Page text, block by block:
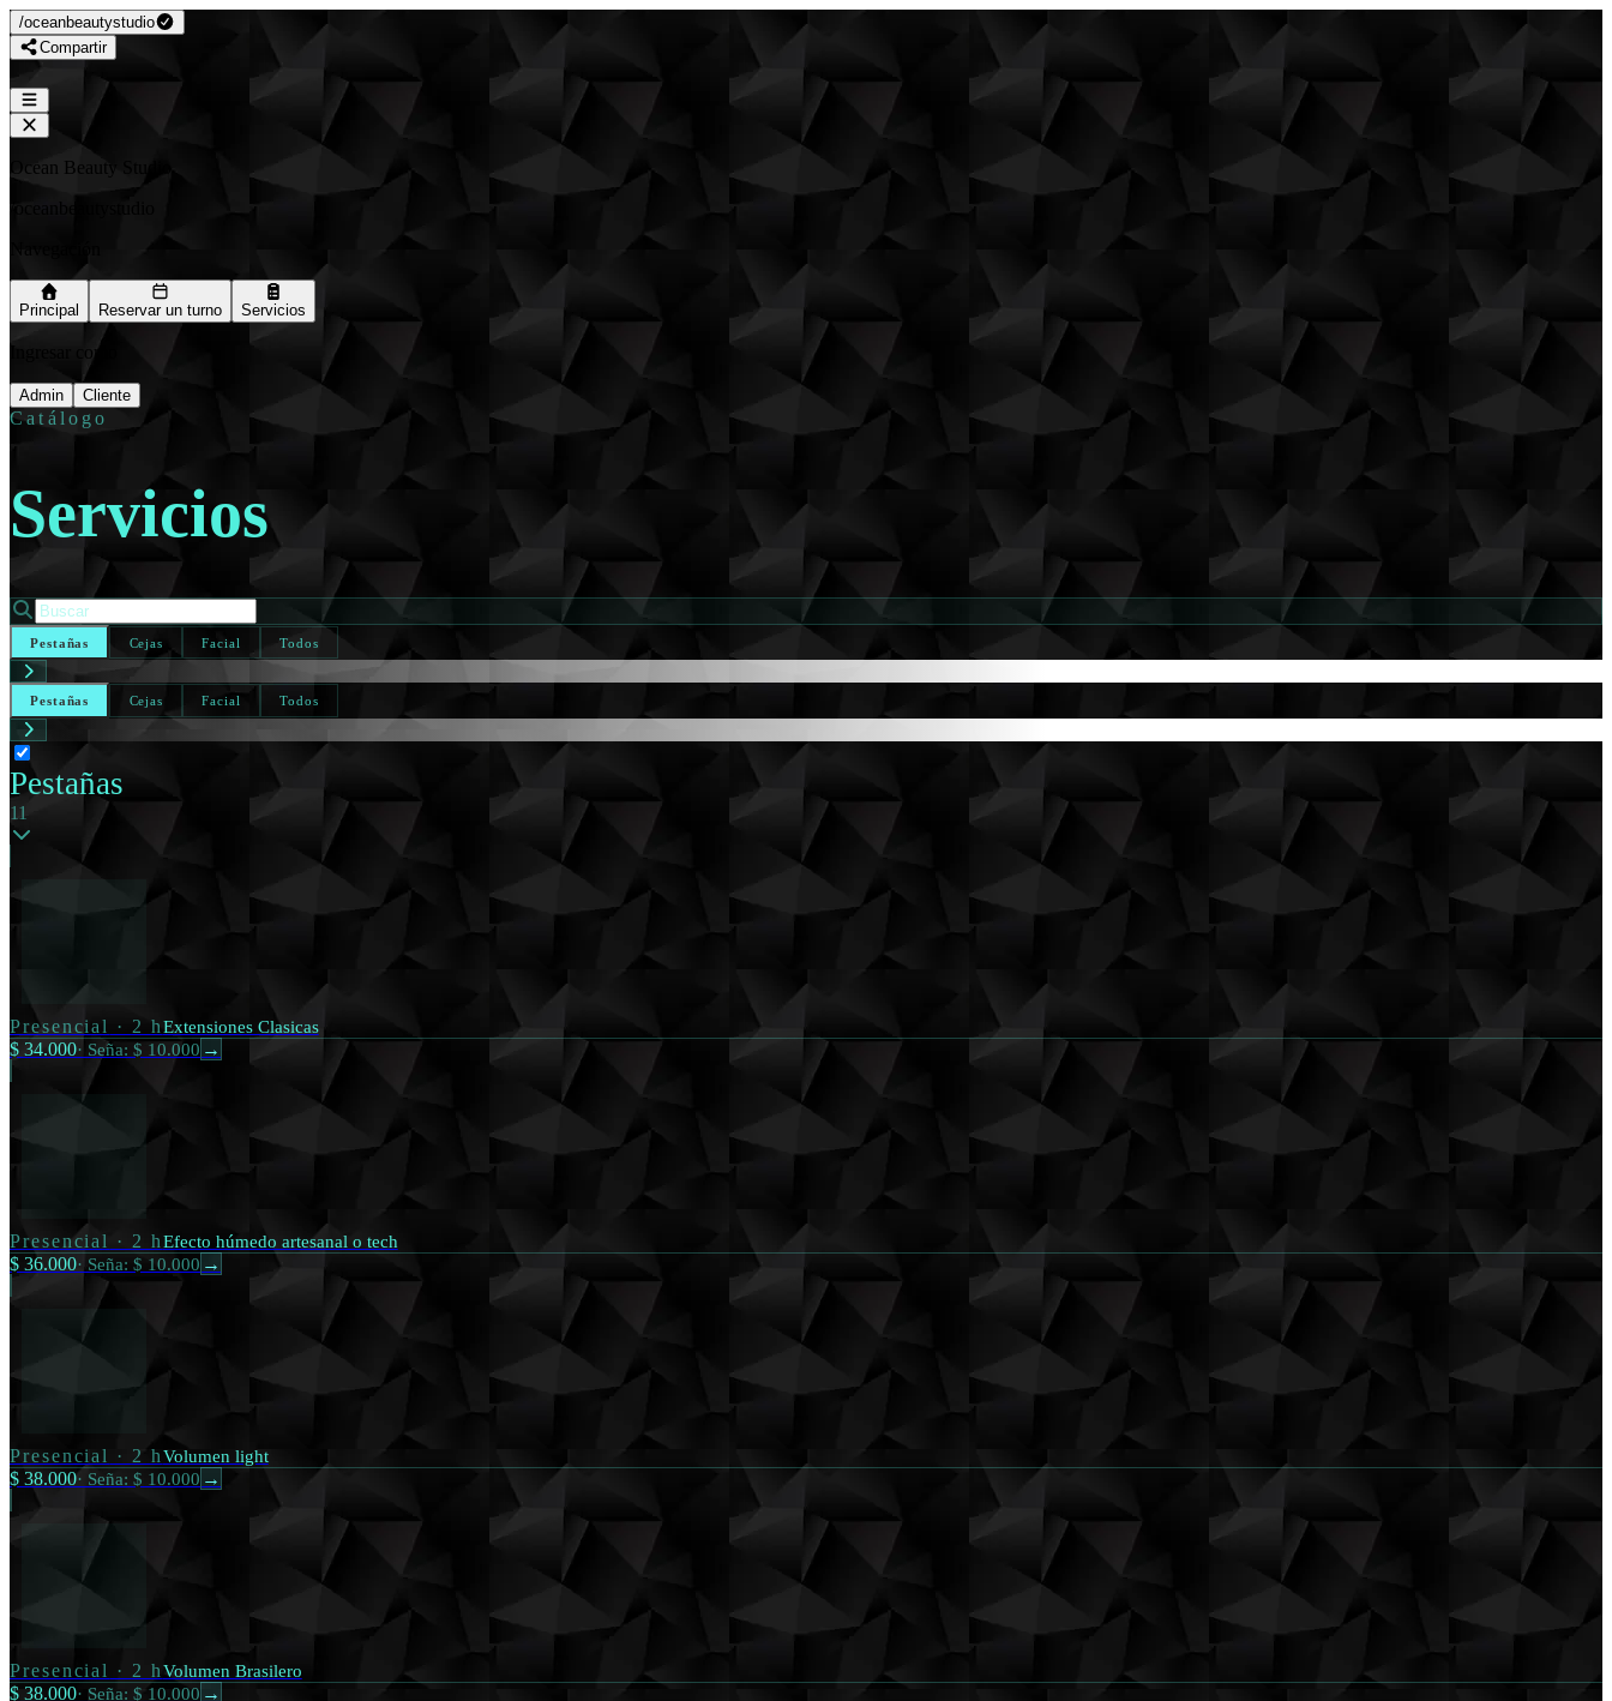
/oceanbeautystudio
Compartir
Ocean Beauty Studio
Principal Reservar un turno Servicios
Ingresar como
Admin Cliente
Catálogo
Servicios
Pestañas Cejas Facial Todos
Pestañas Cejas Facial Todos
Pestañas
11
Presencial · 2 hExtensiones Clasicas
$ 34.000· Seña: $ 10.000 →
Presencial · 2 hEfecto húmedo artesanal o tech
$ 36.000· Seña: $ 10.000 →
Presencial · 2 hVolumen light
$ 38.000· Seña: $ 10.000 →
Presencial · 2 hVolumen Brasilero
$ 38.000· Seña: $ 10.000 →